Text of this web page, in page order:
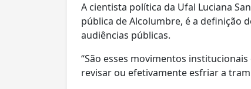
A cientista política da Ufal Luciana
pública de Alcolumbre, é a definição
audiências públicas.
“São esses movimentos
revisar ou efetivamente esfriar a